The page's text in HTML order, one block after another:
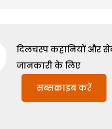
दिलचस्प कहानियों और
जानकारी के लिए
सब्सक्राइब करें